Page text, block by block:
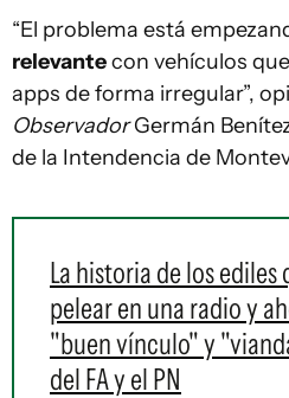
“El problema está
relevantecon vehículos
apps de forma irregular”,
ObservadorGermán
de la Intendencia de
La historia de los ediles
pelear en una radio y
"buen vínculo" y
del FA y el PN